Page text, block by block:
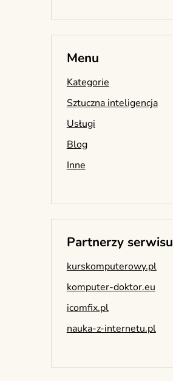
Menu
Kategorie
Sztuczna inteligencja
Usługi
Blog
Inne
Partnerzy serwisu
kurskomputerowy.pl
komputer-doktor.eu
icomfix.pl
nauka-z-internetu.pl